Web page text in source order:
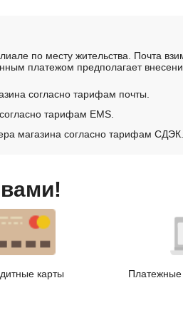
по месту жительства. Почта
платежом предполагает
согласно тарифам почты.
тарифам EMS.
магазина согласно тарифам СДЭК.
карты Платежные